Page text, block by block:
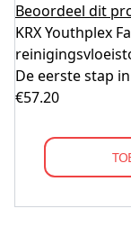
Beoordeel dit
KRX Youthplex
De eerste stap
€57.20